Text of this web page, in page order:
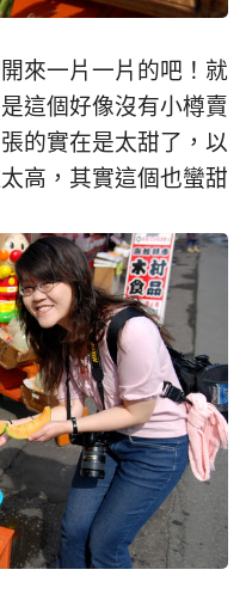
來一片一片的吧！就
是這個好像沒有小樽賣
的實在是太甜了，以
高，其實這個也蠻甜